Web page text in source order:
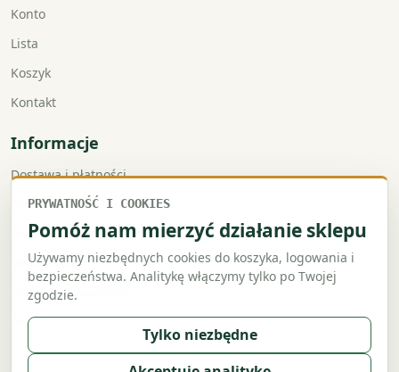
Konto
Lista
Koszyk
Kontakt
Informacje
Dostawa i płatności
Faktury VAT
Zwroty i reklamacje
Regulamin
Polityka prywatności
Polityka cookies
PRYWATNOŚĆ I COOKIES
Pomóż nam mierzyć działanie sklepu
Używamy niezbędnych cookies do koszyka, logowania i
bezpieczeństwa. Analitykę włączymy tylko po Twojej
zgodzie.
Tylko niezbędne